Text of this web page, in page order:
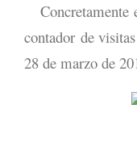
Concretamente
contador de
28 de marzo de